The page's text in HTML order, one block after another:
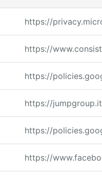
https://
https://
https://
https://
https://
https://